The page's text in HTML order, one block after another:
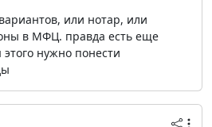
или нотар, или
в МФЦ. правда есть еще
нужно понести